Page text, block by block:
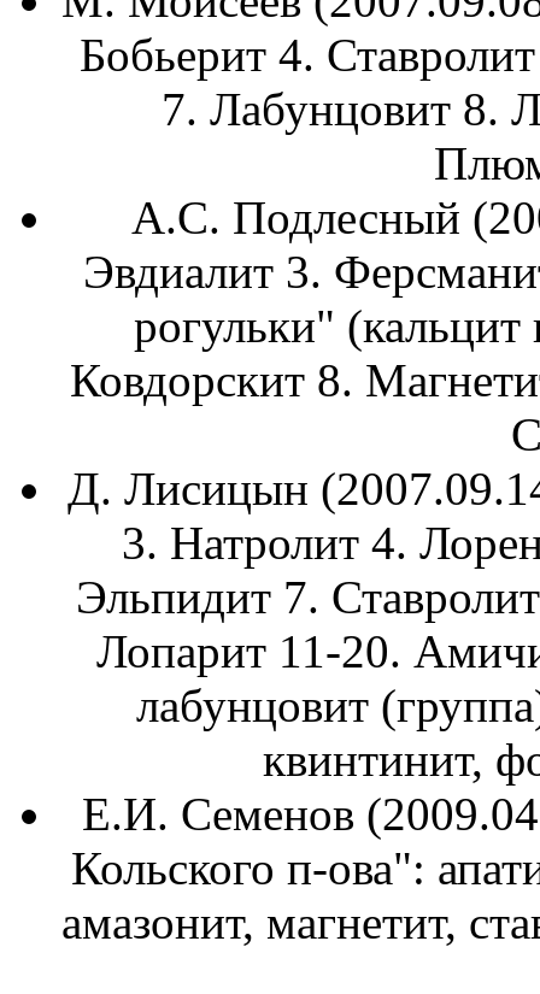
Бобьерит 4.
7. Лабунцовит 8.
А.С. Подлесный
Эвдиалит 3.
рогульки"
Ковдорскит 8.
Д. Лисицын
3. Натролит 4.
Эльпидит 7.
Лопарит 11-20.
лабунцовит
квинтинит,
Е.И. Семенов
Кольского п-ова":
амазонит, магнетит,